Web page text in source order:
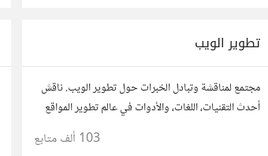
تطوير الويب
مجتمع لمناقشة وتبادل الخبرات حول تطوير الويب. ناقش
أحدث التقنيات، اللغات، والأدوات في عالم تطوير المواقع
والتطبيقات. شارك مشاريعك، اسأل عن نصائح، وتعاون مع
103 ألف متابع